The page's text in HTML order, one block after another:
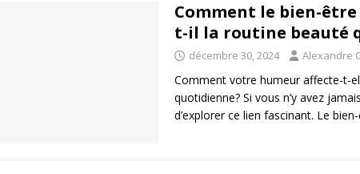
Comment le bien-
t-il la routine beauté
décembre 30, 2024 Alexandre
Comment votre humeur affecte-t-
quotidienne? Si vous n’y avez
d’explorer ce lien fascinant. Le